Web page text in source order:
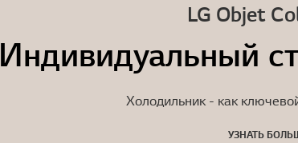
LG Objet
Индивидуальный
Холодильник - как
УЗНАТЬ